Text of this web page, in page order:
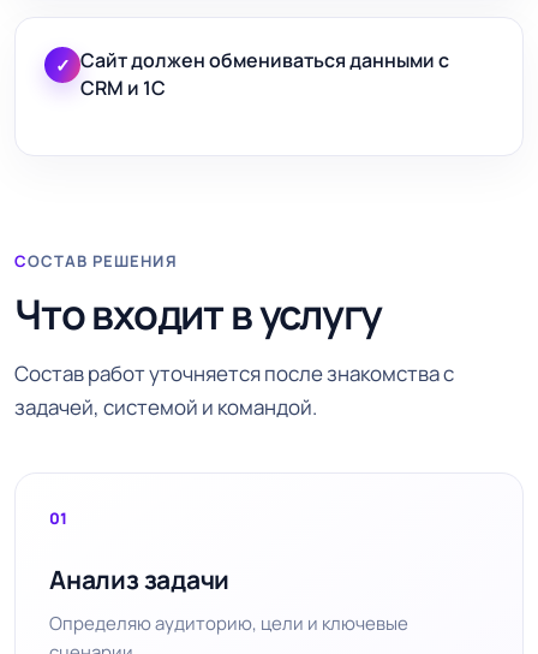
✓ Сайт должен обмениваться данными с
CRM и 1С
СОСТАВ РЕШЕНИЯ
Что входит в услугу
Состав работ уточняется после знакомства с
задачей, системой и командой.
01
Анализ задачи
Определяю аудиторию, цели и ключевые